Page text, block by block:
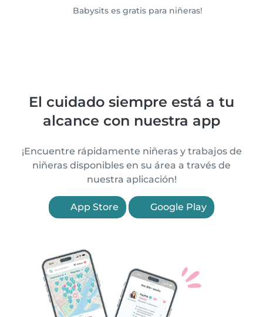
Babysits es gratis para niñeras!
El cuidado siempre está a tu
alcance con nuestra app
¡Encuentre rápidamente niñeras y trabajos de
niñeras disponibles en su área a través de
nuestra aplicación!
App Store Google Play